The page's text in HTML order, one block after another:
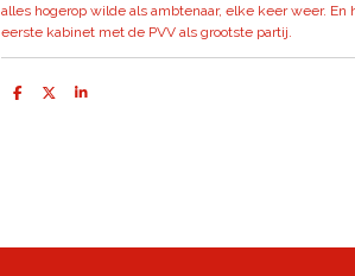
alles hogerop wilde als ambtenaar, elke keer weer.
eerste kabinet met de PVV als grootste partij.
D
D
S